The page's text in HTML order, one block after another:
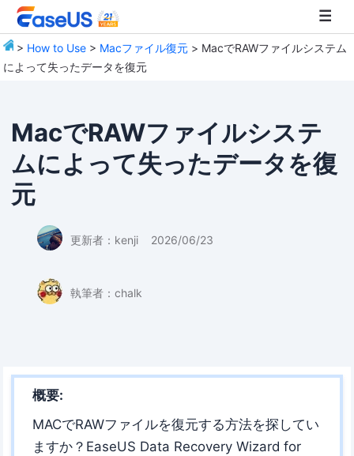
> How to Use > Macファイル復元 > MacでRAWファイルシステム
によって失ったデータを復元
MacでRAWファイルシステ
ムによって失ったデータを復
元
更新者： kenji 2026/06/23
執筆者： chalk
概要:
MACでRAWファイルを復元する方法を探してい
ますか？EaseUS Data Recovery Wizard for